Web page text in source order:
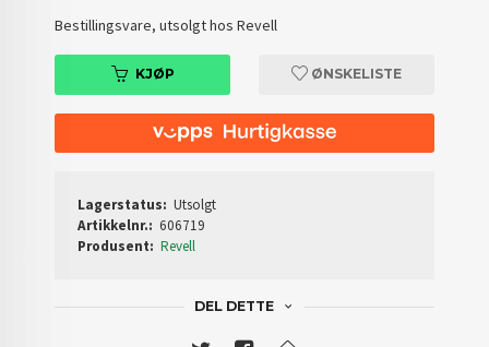
Bestillingsvare, utsolgt hos Revell
KJØP ØNSKELISTE
Lagerstatus: Utsolgt
Artikkelnr.: 606719
Produsent: Revell
DEL DETTE